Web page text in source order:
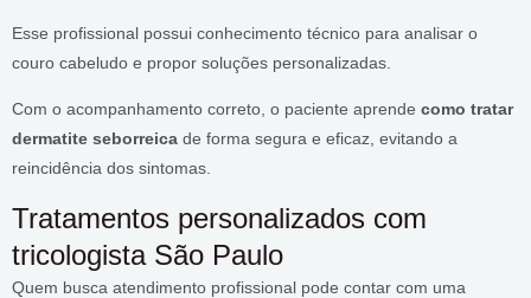
Esse profissional possui conhecimento técnico para analisar o
couro cabeludo e propor soluções personalizadas.
Com o acompanhamento correto, o paciente aprende como tratar
dermatite seborreica de forma segura e eficaz, evitando a
reincidência dos sintomas.
Tratamentos personalizados com
tricologista São Paulo
Quem busca atendimento profissional pode contar com uma